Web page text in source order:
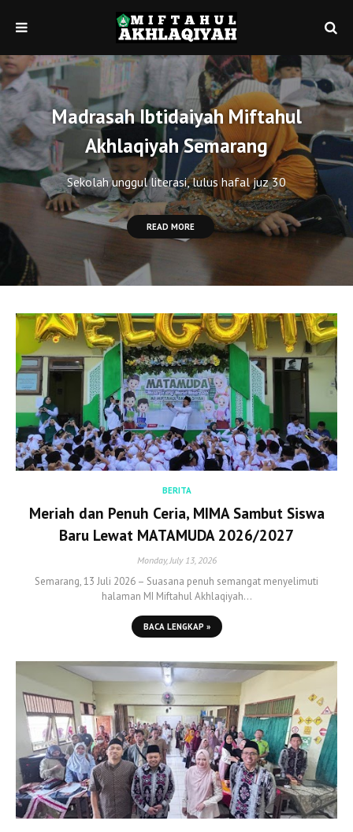
Madrasah Ibtidaiyah Miftahul
Akhlaqiyah Semarang
Sekolah unggul literasi, lulus hafal juz 30
READ MORE
BERITA
Meriah dan Penuh Ceria, MIMA Sambut Siswa
Baru Lewat MATAMUDA 2026/2027
Monday, July 13, 2026
Semarang, 13 Juli 2026 – Suasana penuh semangat menyelimuti
halaman MI Miftahul Akhlaqiyah…
BACA LENGKAP »